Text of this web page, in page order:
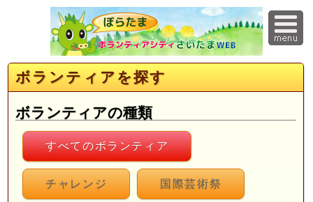
ボランティアを探す
ボランティアの種類
すべてのボランティア
チャレンジ 国際芸術祭